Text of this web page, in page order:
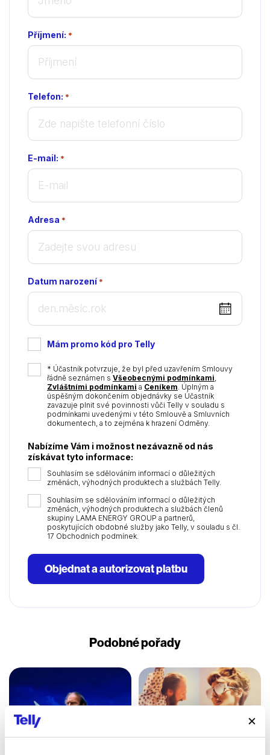
Příjmení: *
Telefon: *
E-mail: *
Adresa *
Datum narození *
DD
dot
MM
dot
YYYY
Mám promo kód pro Telly
* Účastník potvrzuje, že byl před uzavřením Smlouvy
řádně seznámen s Všeobecnými podmínkami,
Zvláštními podmínkami a Ceníkem. Úplným a
úspěšným dokončením objednávky se Účastník
zavazuje plnit své povinnosti vůči Telly v souladu s
podmínkami uvedenými v této Smlouvě a Smluvních
dokumentech, a to zejména k hrazení Odměny.
Nabízíme Vám i možnost nezávazně od nás
získávat tyto informace:
Souhlasím se sdělováním informací o důležitých
změnách, výhodných produktech a službách Telly.
Souhlasím se sdělováním informací o důležitých
změnách, výhodných produktech a službách členů
skupiny LAMA ENERGY GROUP a partnerů,
poskytujících obdobné služby jako Telly, v souladu s čl.
17 Obchodních podmínek.
Objednat a autorizovat platbu
Podobné pořady